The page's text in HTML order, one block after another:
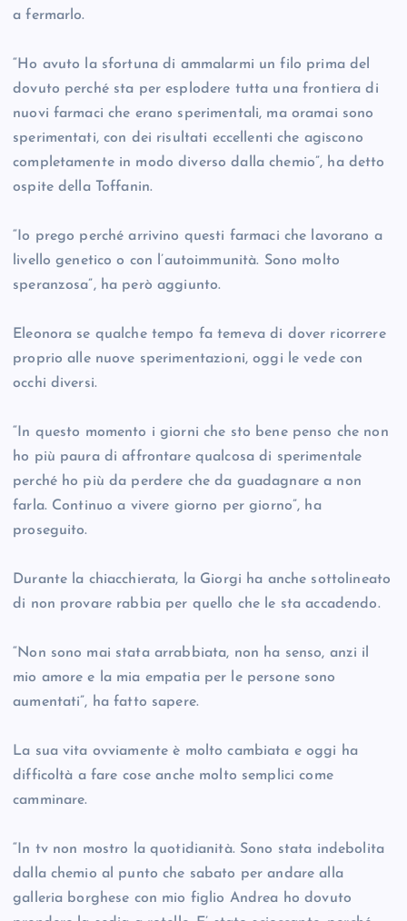
a fermarlo.
“Ho avuto la sfortuna di ammalarmi un filo prima del
dovuto perché sta per esplodere tutta una frontiera di
nuovi farmaci che erano sperimentali, ma oramai sono
sperimentati, con dei risultati eccellenti che agiscono
completamente in modo diverso dalla chemio”, ha detto
ospite della Toffanin.
“Io prego perché arrivino questi farmaci che lavorano a
livello genetico o con l’autoimmunità. Sono molto
speranzosa”, ha però aggiunto.
Eleonora se qualche tempo fa temeva di dover ricorrere
proprio alle nuove sperimentazioni, oggi le vede con
occhi diversi.
“In questo momento i giorni che sto bene penso che non
ho più paura di affrontare qualcosa di sperimentale
perché ho più da perdere che da guadagnare a non
farla. Continuo a vivere giorno per giorno”, ha
proseguito.
Durante la chiacchierata, la Giorgi ha anche sottolineato
di non provare rabbia per quello che le sta accadendo.
“Non sono mai stata arrabbiata, non ha senso, anzi il
mio amore e la mia empatia per le persone sono
aumentati”, ha fatto sapere.
La sua vita ovviamente è molto cambiata e oggi ha
difficoltà a fare cose anche molto semplici come
camminare.
“In tv non mostro la quotidianità. Sono stata indebolita
dalla chemio al punto che sabato per andare alla
galleria borghese con mio figlio Andrea ho dovuto